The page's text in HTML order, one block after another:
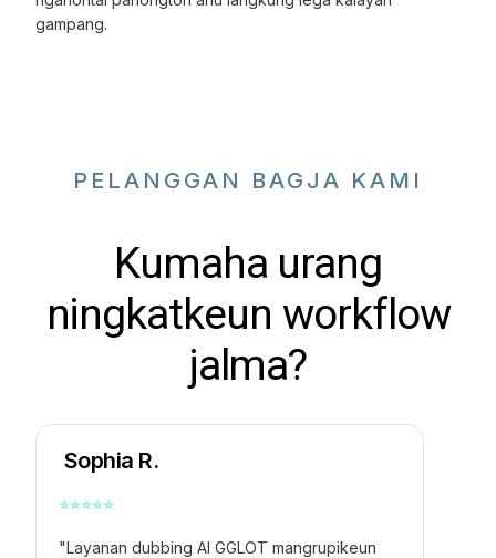
gampang.
PELANGGAN BAGJA KAMI
Kumaha urang
ningkatkeun workflow
jalma?
Sophia R.
⭐⭐⭐⭐⭐
"Layanan dubbing AI GGLOT mangrupikeun